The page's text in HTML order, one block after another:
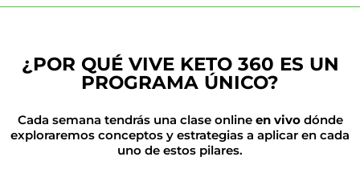
¿POR QUÉ VIVE KETO 360 ES UN
PROGRAMA ÚNICO?
Cada semana tendrás una clase online en vivodónde
exploraremos conceptos y estrategias a aplicar en cada
uno de estos pilares.